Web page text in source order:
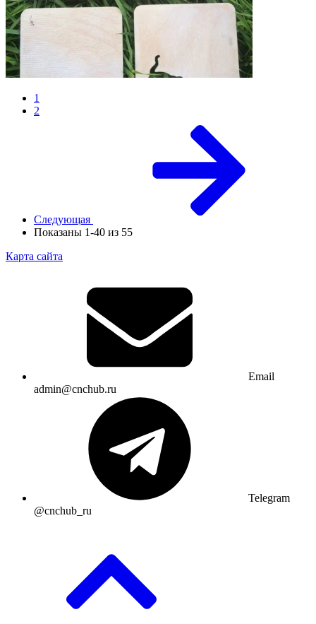
1
2
Следующая
Показаны 1-40 из 55
Карта сайта
Email
admin@cnchub.ru
Telegram
@cnchub_ru